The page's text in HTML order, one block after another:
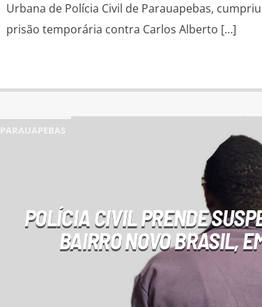
Urbana de Polícia Civil de Parauapebas,
prisão temporária contra Carlos Alberto […]
PARAUAPEBAS
POLÍCIA CIVIL PRENDE
BAIRRO NOVO BRASIL,